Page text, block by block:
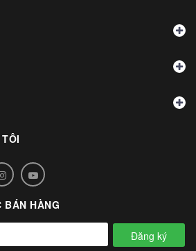
BÁN HÀNG
Đăng ký